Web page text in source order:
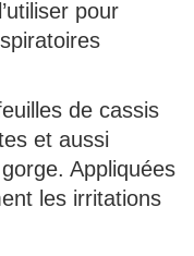
pour
de cassis
et aussi
Appliquées
les irritations